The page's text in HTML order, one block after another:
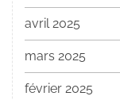
avril 2025
mars 2025
février 2025